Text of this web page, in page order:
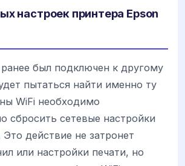
настроек принтера Epson
был подключен к другому
пытаться найти именно ту
WiFi необходимо
сбросить сетевые настройки
действие не затронет
или настройки печати, но